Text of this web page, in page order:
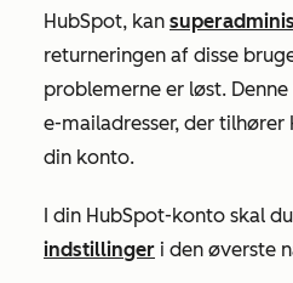
HubSpot, kan
returneringen af disse
problemerne er løst.
e-mailadresser, der
din konto.
I din HubSpot-konto skal
indstillinger i den øverste